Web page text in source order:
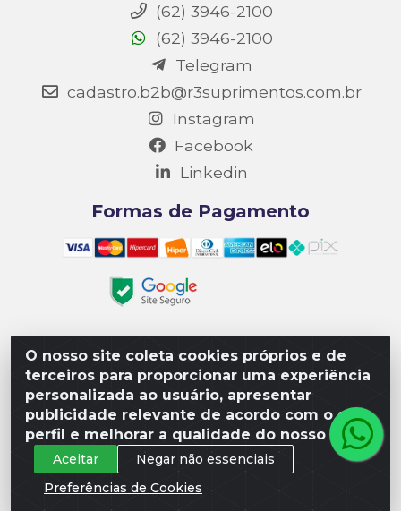
O nosso site coleta cookies próprios e de
terceiros para proporcionar uma experiência
personalizada ao usuário, apresentar
publicidade relevante de acordo com o seu
perfil e melhorar a qualidade do nosso site.
Aceitar
Negar não essenciais
Preferências de Cookies
(62) 3946-2100
(62) 3946-2100
Telegram
cadastro.b2b@r3suprimentos.com.br
Instagram
Facebook
Linkedin
Formas de Pagamento
Matriz R3 Suprimentos - Rua 14, Polo Empresarial Goiás
– Etapa III, Quadra: 15; Lote 04, Aparecida de
Goiânia/GO, CEP 74985-182. - CNPJ 10.641.901/0001-16